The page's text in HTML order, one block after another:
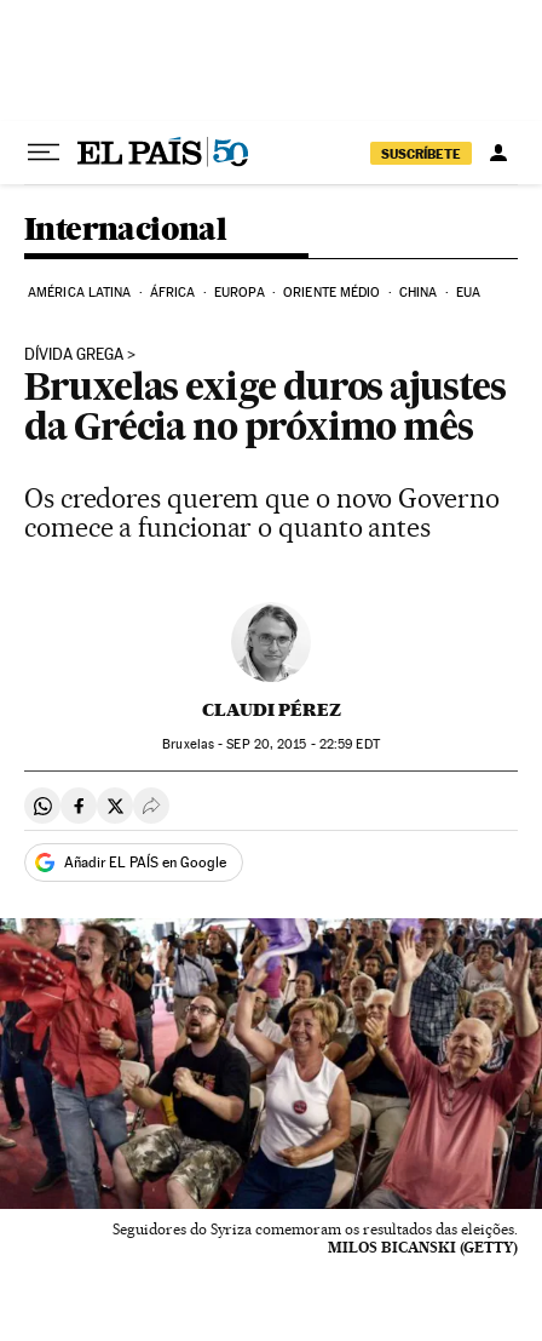
SUSCRÍBETE
Internacional
AMÉRICA LATINA ÁFRICA EUROPA ORIENTE MÉDIO CHINA EUA
DÍVIDA GREGA
Bruxelas exige duros ajustes
da Grécia no próximo mês
Os credores querem que o novo Governo
comece a funcionar o quanto antes
CLAUDI PÉREZ
Bruxelas -SEP20, 2015 - 22:59 EDT
Compartir en Whatsapp
Compartir en Facebook
Compartir en Twitter
Desplegar Redes Sociales
Añadir EL PAÍS en Google
Seguidores do Syriza comemoram os resultados das eleições.
MILOS BICANSKI (GETTY)